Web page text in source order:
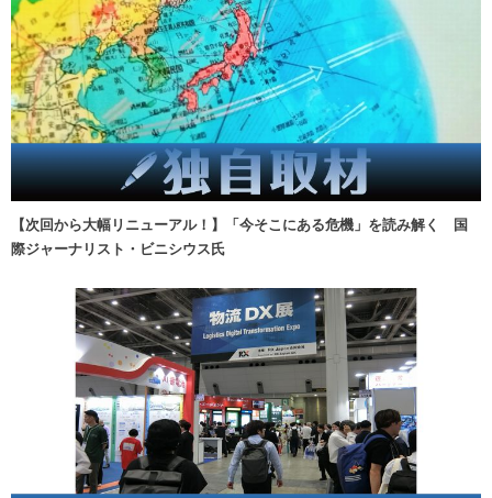
【次回から大幅リニューアル！】「今そこにある危機」を読み解く 国
際ジャーナリスト・ビニシウス氏